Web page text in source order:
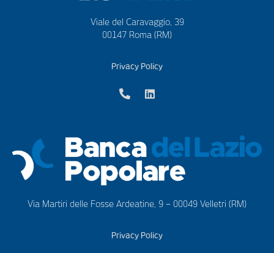
Viale del Caravaggio, 39
00147 Roma (RM)
Privacy Policy
Via Martiri delle Fosse Ardeatine, 9 – 00049 Velletri (RM)
Privacy Policy